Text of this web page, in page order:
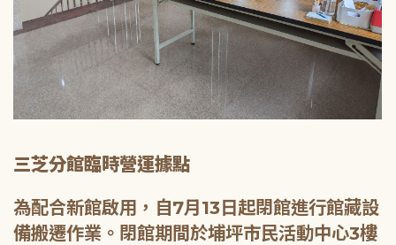
三芝分館臨時營運據點
為配合新館啟用，自7月13日起閉館進行館藏設
備搬遷作業。閉館期間於埔坪市民活動中心3樓